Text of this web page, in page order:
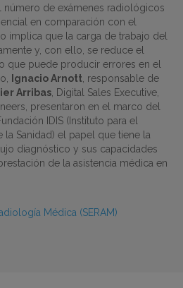
de exámenes radiológicos
en comparación con el
implica que la carga de trabajo del
y, con ello, se reduce el
que puede producir errores en el
Ignacio Arnott , responsable de
Arribas , Digital Sales Executive,
presentaron en el marco del
IDIS (Instituto para el
Sanidad) el papel que tiene la
diagnóstico y sus capacidades
de la asistencia médica en
Médica (SERAM)